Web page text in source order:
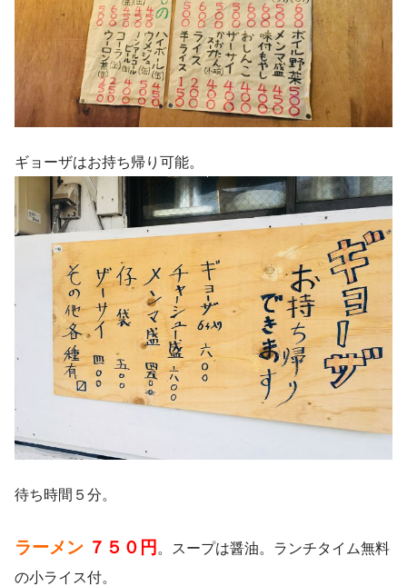
ギョーザはお持ち帰り可能。
待ち時間５分。
ラーメン ７５０円 。スープは醤油。ランチタイム無料
の小ライス付。